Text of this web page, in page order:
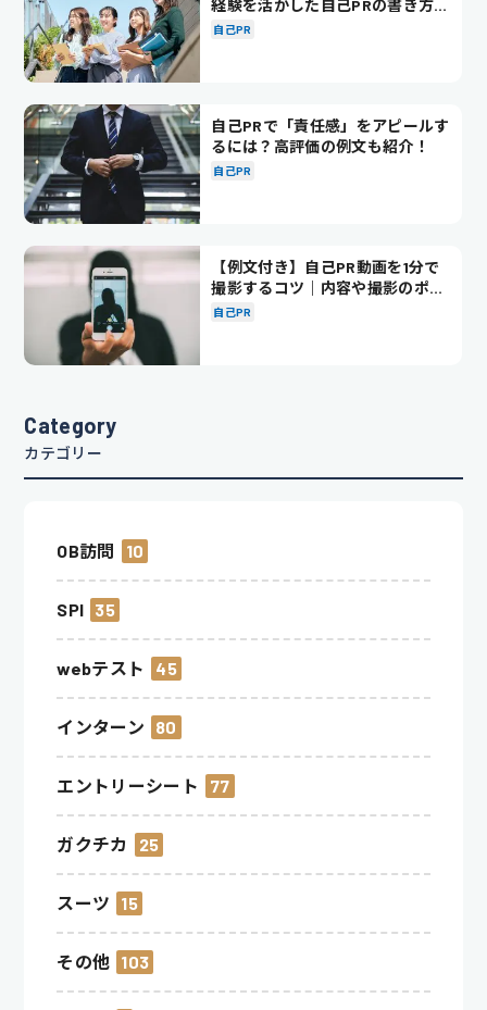
経験を活かした自己PRの書き方を
徹底解説！
自己PR
自己PRで「責任感」をアピールす
るには？高評価の例文も紹介！
自己PR
【例文付き】自己PR動画を1分で
撮影するコツ｜内容や撮影のポイ
ントも解説
自己PR
Category
カテゴリー
OB訪問 10
SPI 35
webテスト 45
インターン 80
エントリーシート 77
ガクチカ 25
スーツ 15
その他 103